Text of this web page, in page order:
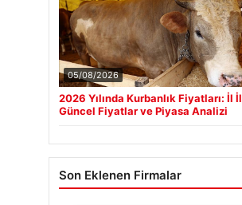
05/08/2026
2026 Yılında Kurbanlık Fiyatları: İl İl
Güncel Fiyatlar ve Piyasa Analizi
Son Eklenen Firmalar